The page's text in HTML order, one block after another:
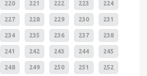
220 221 222 223 224
227 228 229 230 231
234 235 236 237 238
241 242 243 244 245
248 249 250 251 252